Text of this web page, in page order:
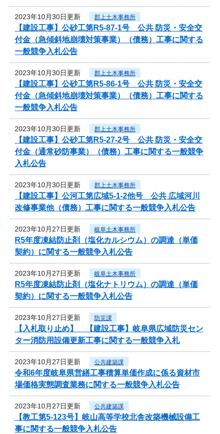
2023年10月30日更新 郡上土木事務所
【建設工事】公砂工第R5-87-1号 公共 防災・安全交
付金（急傾斜地崩壊対策事業）（債務）工事に関する
一般競争入札公告
2023年10月30日更新 郡上土木事務所
【建設工事】公砂工第R5-86-1号 公共 防災・安全交
付金（急傾斜地崩壊対策事業）（債務）工事に関する
一般競争入札公告
2023年10月30日更新 郡上土木事務所
【建設工事】公砂工第R5-27-2号 公共 防災・安全交
付金（通常砂防事業）（債務）工事に関する一般競争
入札公告
2023年10月30日更新 郡上土木事務所
【建設工事】公河工第広域5-1-2他号 公共 広域河川
改修事業他（債務）工事に関する一般競争入札公告
2023年10月27日更新 岐阜土木事務所
R5年度凍結防止剤（塩化カルシウム）の調達（単価
契約）に関する一般競争入札公告
2023年10月27日更新 岐阜土木事務所
R5年度凍結防止剤（塩化ナトリウム）の調達（単価
契約）に関する一般競争入札公告
2023年10月27日更新 防災課
【入札取り止め】 【建設工事】岐阜県広域防災セン
ター消防用設備更新工事に関する一般競争入札
2023年10月27日更新 公共建築課
令和6年度岐阜県営繕工事積算単価作成に係る資材市
場価格実態調査業務に関する一般競争入札公告
2023年10月27日更新 公共建築課
【教工第5-123号】岐山高等学校北舎改築機械設備工
事に関する一般競争入札公告